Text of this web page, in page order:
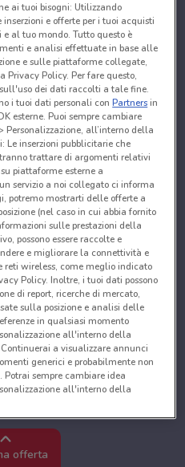
offerta
ai tuoi bisogni: Utilizzando
e offerte per i tuoi acquisti
al tuo mondo. Tutto questo è
e analisi effettuate in base alle
e sulle piattaforme collegate,
Policy. Per fare questo,
dei dati raccolti a tale fine.
i tuoi dati personali conPartnersin
esterne. Puoi sempre cambiare
Personalizzazione, all’interno della
Le inserzioni pubblicitarie che
trattare di argomenti relativi
piattaforme esterne a
servizio a noi collegato ci informa
potremo mostrarti delle offerte a
(nel caso in cui abbia fornito
sulle prestazioni della
possono essere raccolte e
e migliorare la connettività e
reti wireless, come meglio indicato
Policy. Inoltre, i tuoi dati possono
di report, ricerche di mercato,
sulla posizione e analisi delle
in qualsiasi momento
all'interno della
a visualizzare annunci
generici e probabilmente non
sempre cambiare idea
all'interno della
i dati per fornire:
Scansione attiva delle
Archiviare